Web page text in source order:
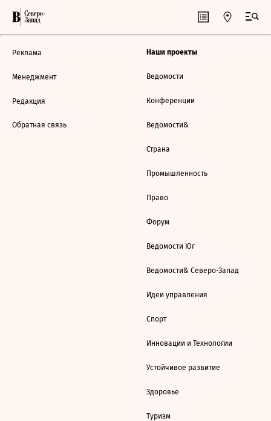
Реклама
Менеджмент
Редакция
Обратная связь
Наши проекты
Ведомости
Конференции
Ведомости&
Страна
Промышленность
Право
Форум
Ведомости Юг
Ведомости& Северо-Запад
Идеи управления
Спорт
Инновации и Технологии
Устойчивое развитие
Здоровье
Туризм